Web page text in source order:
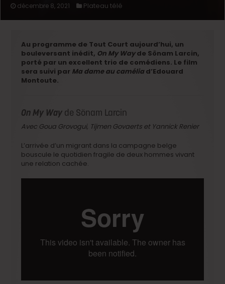
décembre 8, 2021 Plateau télé
Au programme de Tout Court aujourd’hui, un
bouleversant inédit, On My Wayde Sönam Larcin,
porté par un excellent trio de comédiens. Le film
sera suivi par Ma dame au caméliad’Edouard
Montoute.
On My Way de Sönam Larcin
Avec Goua Grovogui, Tijmen Govaerts et Yannick Renier
L’arrivée d’un migrant dans la campagne belge
bouscule le quotidien fragile de deux hommes vivant
une relation cachée.